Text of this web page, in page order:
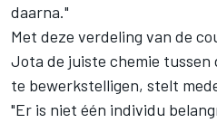
daarna."
Met deze verdeling van de
Jota de juiste chemie tussen
te bewerkstelligen, stelt
"Er is niet één individu